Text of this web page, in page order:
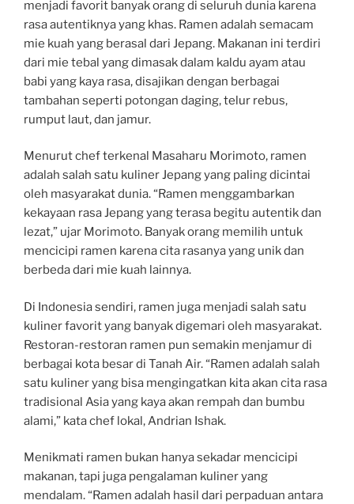
menjadi favorit banyak orang di seluruh dunia karena
rasa autentiknya yang khas. Ramen adalah semacam
mie kuah yang berasal dari Jepang. Makanan ini terdiri
dari mie tebal yang dimasak dalam kaldu ayam atau
babi yang kaya rasa, disajikan dengan berbagai
tambahan seperti potongan daging, telur rebus,
rumput laut, dan jamur.
Menurut chef terkenal Masaharu Morimoto, ramen
adalah salah satu kuliner Jepang yang paling dicintai
oleh masyarakat dunia. “Ramen menggambarkan
kekayaan rasa Jepang yang terasa begitu autentik dan
lezat,” ujar Morimoto. Banyak orang memilih untuk
mencicipi ramen karena cita rasanya yang unik dan
berbeda dari mie kuah lainnya.
Di Indonesia sendiri, ramen juga menjadi salah satu
kuliner favorit yang banyak digemari oleh masyarakat.
Restoran-restoran ramen pun semakin menjamur di
berbagai kota besar di Tanah Air. “Ramen adalah salah
satu kuliner yang bisa mengingatkan kita akan cita rasa
tradisional Asia yang kaya akan rempah dan bumbu
alami,” kata chef lokal, Andrian Ishak.
Menikmati ramen bukan hanya sekadar mencicipi
makanan, tapi juga pengalaman kuliner yang
mendalam. “Ramen adalah hasil dari perpaduan antara